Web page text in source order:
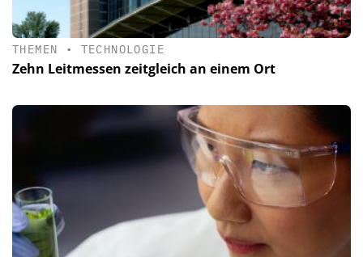
THEMEN • TECHNOLOGIE
Zehn Leitmessen zeitgleich an einem Ort